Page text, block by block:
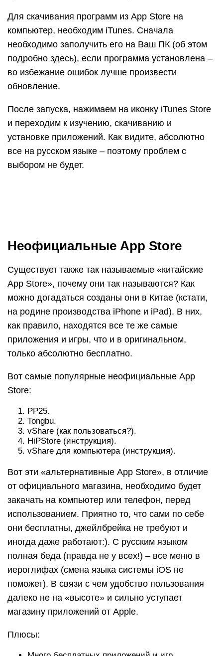
Для скачивания программ из App Store на
компьютер, необходим iTunes. Сначала
необходимо заполучить его на Ваш ПК (об этом
подробно здесь), если программа установлена –
во избежание ошибок лучше произвести
обновление.
После запуска, нажимаем на иконку iTunes Store
и переходим к изучению, скачиванию и
установке приложений. Как видите, абсолютно
все на русском языке – поэтому проблем с
выбором не будет.
Неофициальные App Store
Существует также так называемые «китайские
App Store», почему они так называются? Как
можно догадаться созданы они в Китае (кстати,
на родине производства iPhone и iPad). В них,
как правило, находятся все те же самые
приложения и игры, что и в оригинальном,
только абсолютно бесплатно.
Вот самые популярные неофициальные App
Store:
PP25.
Tongbu.
vShare (как пользоваться?).
HiPStore (инструкция).
vShare для компьютера (инструкция).
Вот эти «альтернативные App Store», в отличие
от официального магазина, необходимо будет
закачать на компьютер или телефон, перед
использованием. Приятно то, что сами по себе
они бесплатны, джейлбрейка не требуют и
иногда даже работают:). С русским языком
полная беда (правда не у всех!) – все меню в
иероглифах (смена языка системы iOS не
поможет). В связи с чем удобство пользования
далеко не на «высоте» и сильно уступает
магазину приложений от Apple.
Плюсы: